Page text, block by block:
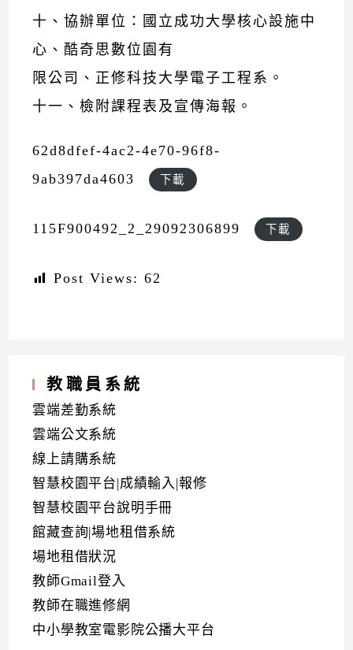
十、協辦單位：國立成功大學核心設施中
心、酷奇思數位園有
限公司、正修科技大學電子工程系。
十一、檢附課程表及宣傳海報。
62d8dfef-4ac2-4e70-96f8-
9ab397da4603
下載
115F900492_2_29092306899 下載
Post Views: 62
教職員系統
雲端差勤系統
雲端公文系統
線上請購系統
智慧校園平台|成績輸入|報修
智慧校園平台說明手冊
館藏查詢|場地租借系統
場地租借狀況
教師Gmail登入
教師在職進修網
中小學教室電影院公播大平台